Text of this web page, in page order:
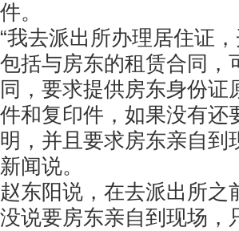
件。
“我去派出所办理居住证
包括与房东的租赁合同，
同，要求提供房东身份
件和复印件，如果没有还
明，并且要求房东亲自到
新闻说。
赵东阳说，在去派出所之
没说要房东亲自到现场，